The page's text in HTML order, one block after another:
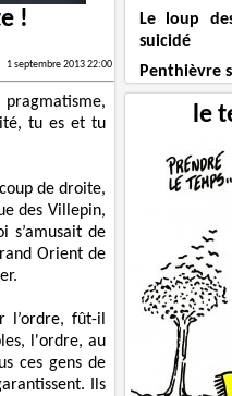
!
1 septembre 2013 22:00
tu es et tu
de droite,
des Villepin,
s’amusait de
Orient de
l’ordre, fût-il
l'ordre, au
ces gens de
Ils
Le loup
suicidé
Penthièvre
le